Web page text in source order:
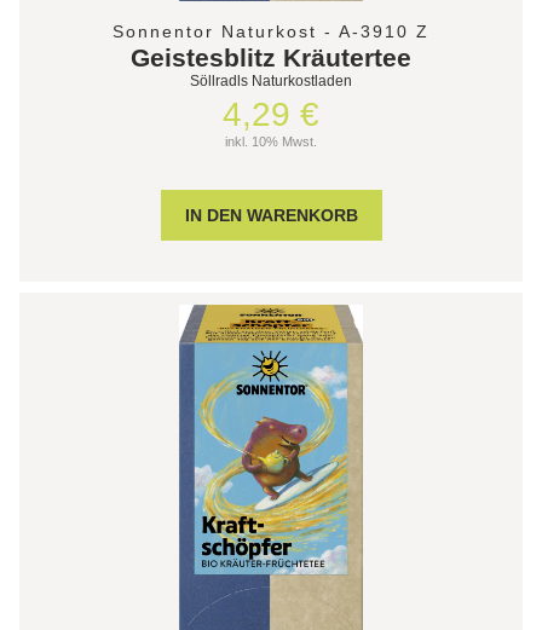
Sonnentor Naturkost - A-3910 Z
Geistesblitz Kräutertee
Söllradls Naturkostladen
4,29 €
inkl. 10% Mwst.